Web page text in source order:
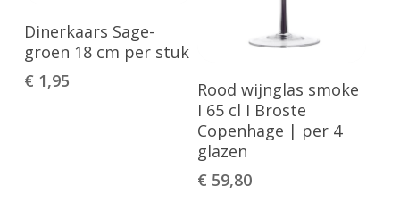
Geen producten in de winkelwagen.
Toevoegen Aan
Winkelwagen
Dinerkaars Sage-
groen 18 cm per stuk
€ 1,95
Toevoegen Aan
Winkelwagen
Rood wijnglas smoke
I 65 cl I Broste
Copenhage | per 4
glazen
€ 59,80